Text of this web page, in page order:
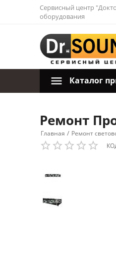
Сервисный центр
оборудования
Каталог
Ремонт
Главная / Ремонт